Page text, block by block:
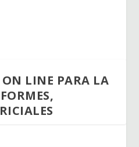
ON LINE PARA LA